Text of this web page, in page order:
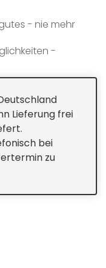
- nie mehr
-
dank
Lieferung frei
bei
zu